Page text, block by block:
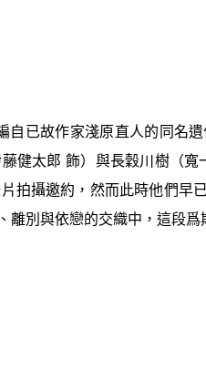
編自已故作家淺原直人的同
藤健太郎 飾）與長穀川樹
拍攝邀約，然而此時他們早
離別與依戀的交織中，這段爲